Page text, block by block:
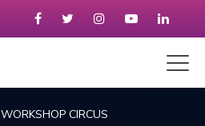
WORKSHOP CIRCUS